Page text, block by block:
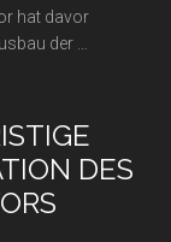
hat davor
der …
DES